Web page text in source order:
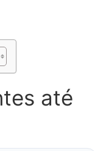
até